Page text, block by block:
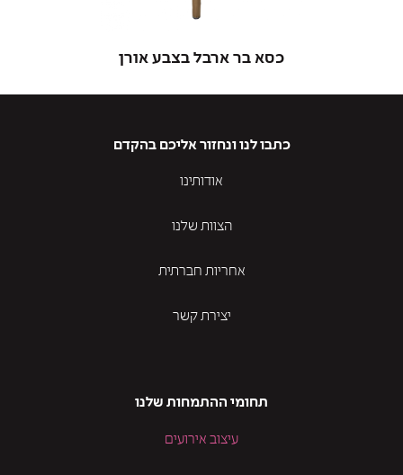
כסא בר ארבל בצבע אורן
כתבו לנו ונחזור אליכם בהקדם
אודותינו
הצוות שלנו
אחריות חברתית
יצירת קשר
תחומי ההתמחות שלנו
עיצוב אירועים